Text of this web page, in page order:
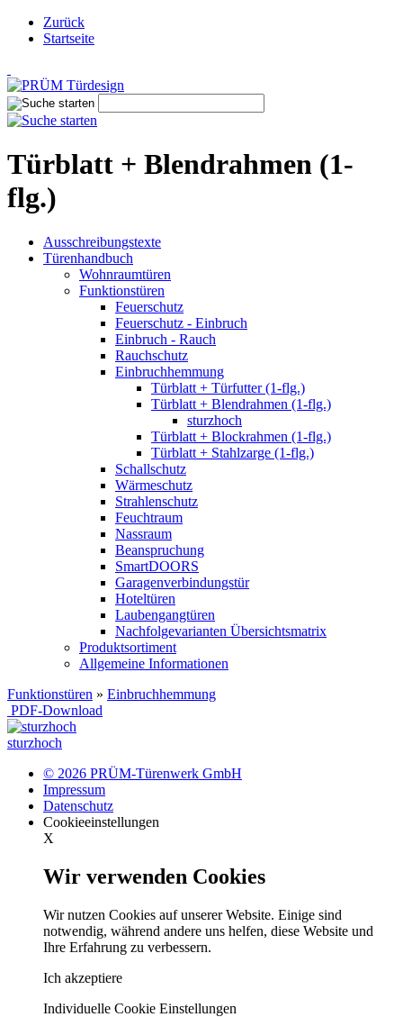
Zurück
Startseite
Türblatt + Blendrahmen (1-
flg.)
Ausschreibungstexte
Türenhandbuch
Wohnraumtüren
Funktionstüren
Feuerschutz
Feuerschutz - Einbruch
Einbruch - Rauch
Rauchschutz
Einbruchhemmung
Türblatt + Türfutter (1-flg.)
Türblatt + Blendrahmen (1-flg.)
sturzhoch
Türblatt + Blockrahmen (1-flg.)
Türblatt + Stahlzarge (1-flg.)
Schallschutz
Wärmeschutz
Strahlenschutz
Feuchtraum
Nassraum
Beanspruchung
SmartDOORS
Garagenverbindungstür
Hoteltüren
Laubengangtüren
Nachfolgevarianten Übersichtsmatrix
Produktsortiment
Allgemeine Informationen
Funktionstüren » Einbruchhemmung
PDF-Download
sturzhoch
© 2026 PRÜM-Türenwerk GmbH
Impressum
Datenschutz
Cookieeinstellungen
X
Wir verwenden Cookies
Wir nutzen Cookies auf unserer Website. Einige sind
notwendig, während andere uns helfen, diese Website und
Ihre Erfahrung zu verbessern.
Ich akzeptiere
Individuelle Cookie Einstellungen